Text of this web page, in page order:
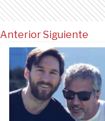
AnteriorSiguiente